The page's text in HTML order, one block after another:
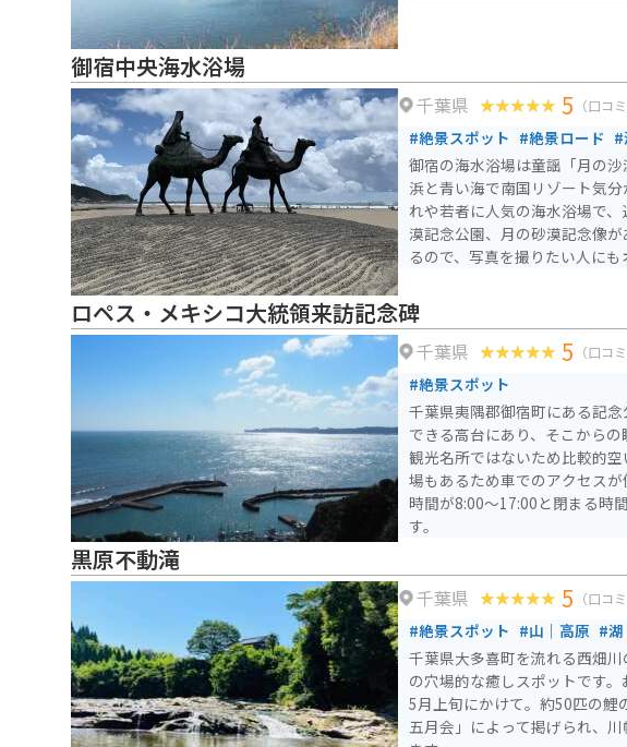
御宿中央海水浴場
千葉県 5 （口コ
#絶景スポット #絶景ロード #
御宿の海水浴場は童謡「月の
浜と青い海で南国リゾート気
れや若者に人気の海水浴場で
漠記念公園、月の砂漠記念像
るので、写真を撮りたい人にも
ロペス・メキシコ大統領来訪記念碑
千葉県 5 （口コ
#絶景スポット
千葉県夷隅郡御宿町にある記
できる高台にあり、そこからの眺めは絶
観光名所ではないため比較的
場もあるため車でのアクセス
時間が8:00〜17:00と閉まる時
す。
黒原不動滝
千葉県 5 （口コ
#絶景スポット #山｜高原 #
千葉県大多喜町を流れる西畑
の穴場的な癒しスポットです
5月上旬にかけて。約50匹の鯉
五月会」によって掲げられ、